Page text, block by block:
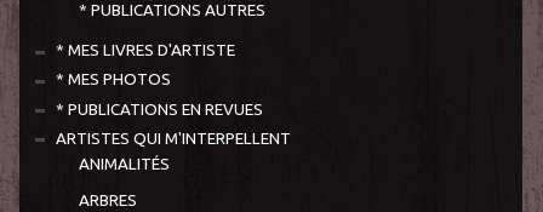
* PUBLICATIONS AUTRES
* MES LIVRES D'ARTISTE
* MES PHOTOS
* PUBLICATIONS EN REVUES
ARTISTES QUI M'INTERPELLENT
ANIMALITÉS
ARBRES